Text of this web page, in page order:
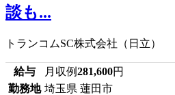
談も...
トランコムSC株式会社（日立）
給与 月収例281,600円
勤務地 埼玉県 蓮田市